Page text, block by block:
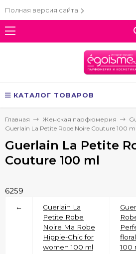
Полная версия сайта
КАТАЛОГ ТОВАРОВ
Главная Женская парфюмерия
Guerlain La Petite Robe Noire Couture 100 ml
Guerlain La Petite
Couture 100 ml
6259
←
Guerlain La
Petite Robe
Noire Ma Robe
Hippie-Chic for
women 100 ml
100